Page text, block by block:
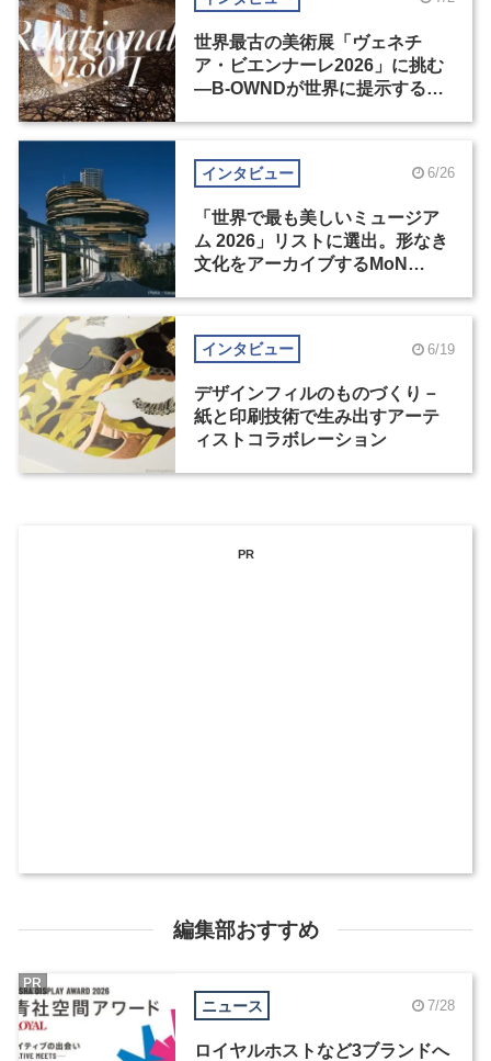
世界最古の美術展「ヴェネチ
ア・ビエンナーレ2026」に挑む
―B-OWNDが世界に提示する美
インタビュー 6/26
「世界で最も美しいミュージア
ム 2026」リストに選出。形なき
文化をアーカイブするMoN
インタビュー 6/19
デザインフィルのものづくり－
紙と印刷技術で生み出すアーテ
ィストコラボレーション
PR
編集部おすすめ
ニュース 7/28
ロイヤルホストなど3ブランドへ
PR